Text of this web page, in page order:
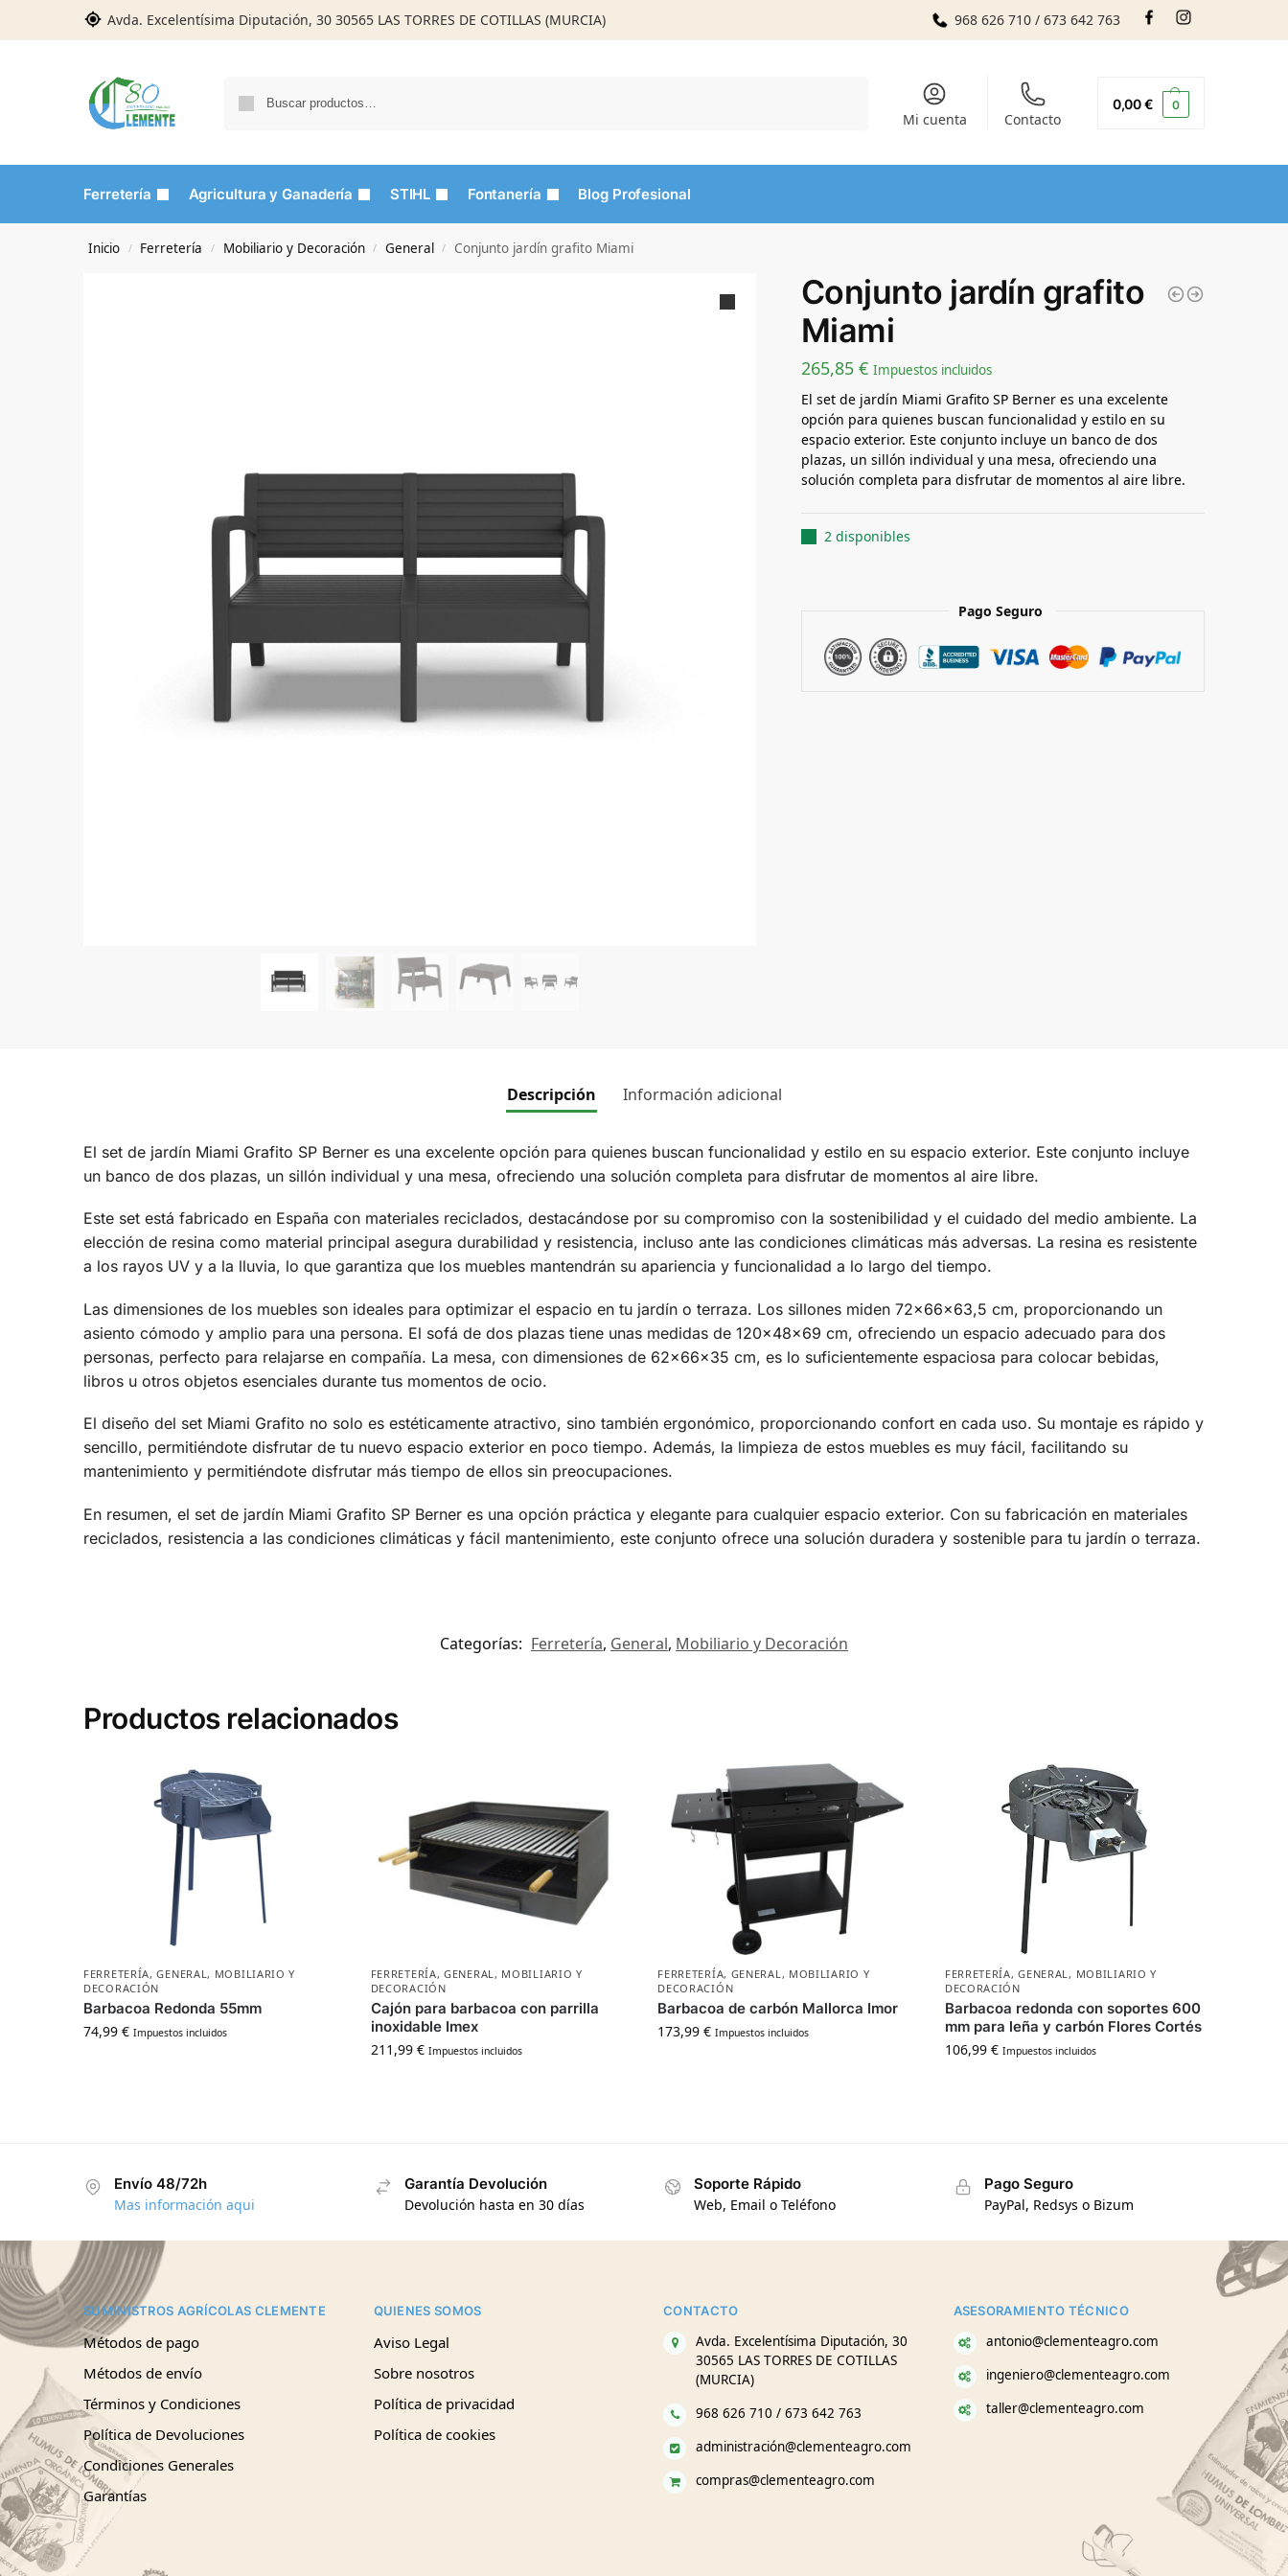
Avda. Excelentísima Diputación, 30 30565 LAS TORRES DE COTILLAS (MURCIA) 968 626 710 / 673 642 763
Mi cuenta Contacto
0,00€ 0
Ferretería Agricultura y Ganadería STIHL Fontanería Blog Profesional
Inicio / Ferretería / Mobiliario y Decoración / General / Conjunto jardín grafito Miami
Conjunto jardín grafito
Miami
265,85 € Impuestos incluidos
El set de jardín Miami Grafito SP Berner es una excelente
opción para quienes buscan funcionalidad y estilo en su
espacio exterior. Este conjunto incluye un banco de dos
plazas, un sillón individual y una mesa, ofreciendo una
solución completa para disfrutar de momentos al aire libre.
2 disponibles
Pago Seguro
Descripción Información adicional
El set de jardín Miami Grafito SP Berner es una excelente opción para quienes buscan funcionalidad y estilo en su espacio exterior. Este conjunto incluye
un banco de dos plazas, un sillón individual y una mesa, ofreciendo una solución completa para disfrutar de momentos al aire libre.
Este set está fabricado en España con materiales reciclados, destacándose por su compromiso con la sostenibilidad y el cuidado del medio ambiente. La
elección de resina como material principal asegura durabilidad y resistencia, incluso ante las condiciones climáticas más adversas. La resina es resistente
a los rayos UV y a la lluvia, lo que garantiza que los muebles mantendrán su apariencia y funcionalidad a lo largo del tiempo.
Las dimensiones de los muebles son ideales para optimizar el espacio en tu jardín o terraza. Los sillones miden 72x66x63,5 cm, proporcionando un
asiento cómodo y amplio para una persona. El sofá de dos plazas tiene unas medidas de 120x48x69 cm, ofreciendo un espacio adecuado para dos
personas, perfecto para relajarse en compañía. La mesa, con dimensiones de 62x66x35 cm, es lo suficientemente espaciosa para colocar bebidas,
libros u otros objetos esenciales durante tus momentos de ocio.
El diseño del set Miami Grafito no solo es estéticamente atractivo, sino también ergonómico, proporcionando confort en cada uso. Su montaje es rápido y
sencillo, permitiéndote disfrutar de tu nuevo espacio exterior en poco tiempo. Además, la limpieza de estos muebles es muy fácil, facilitando su
mantenimiento y permitiéndote disfrutar más tiempo de ellos sin preocupaciones.
En resumen, el set de jardín Miami Grafito SP Berner es una opción práctica y elegante para cualquier espacio exterior. Con su fabricación en materiales
reciclados, resistencia a las condiciones climáticas y fácil mantenimiento, este conjunto ofrece una solución duradera y sostenible para tu jardín o terraza.
Categorías: Ferretería, General, Mobiliario y Decoración
Productos relacionados
FERRETERÍA,GENERAL, MOBILIARIO Y
DECORACIÓN
Barbacoa Redonda 55mm
74,99€ Impuestos incluidos
FERRETERÍA,GENERAL, MOBILIARIO Y
DECORACIÓN
Cajón para barbacoa con parrilla
inoxidable Imex
211,99 € Impuestos incluidos
FERRETERÍA, GENERAL, MOBILIARIO Y
DECORACIÓN
Barbacoa de carbón Mallorca Imor
173,99€ Impuestos incluidos
FERRETERÍA,GENERAL, MOBILIARIO Y
DECORACIÓN
Barbacoa redonda con soportes 600
mm para leña y carbón Flores Cortés
106,99 € Impuestos incluidos
Envío 48/72h
Mas información aqui
Garantía Devolución
Devolución hasta en 30 días
Soporte Rápido
Web, Email o Teléfono
Pago Seguro
PayPal, Redsys o Bizum
SUMINISTROS AGRÍCOLAS CLEMENTE
Métodos de pago
Métodos de envío
Términos y Condiciones
Política de Devoluciones
Condiciones Generales
Garantías
QUIENES SOMOS
Aviso Legal
Sobre nosotros
Política de privacidad
Política de cookies
CONTACTO
Avda. Excelentísima Diputación, 30
30565 LAS TORRES DE COTILLAS
(MURCIA)
968 626 710 / 673 642 763
administración@clementeagro.com
compras@clementeagro.com
ASESORAMIENTO TÉCNICO
antonio@clementeagro.com
ingeniero@clementeagro.com
taller@clementeagro.com